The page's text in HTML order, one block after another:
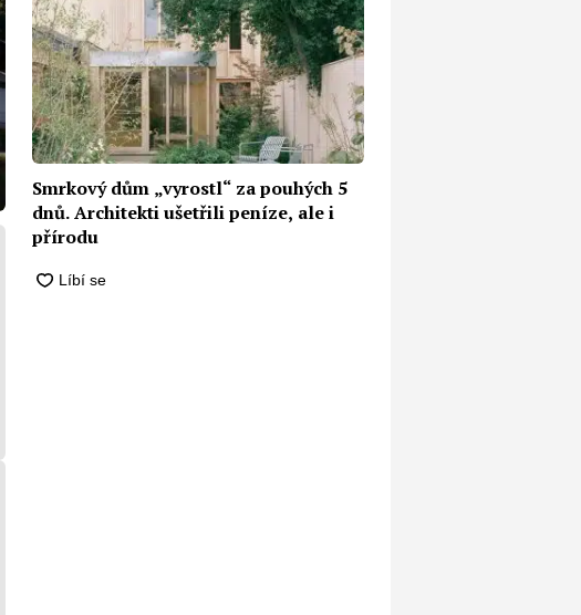
Smrkový dům „vyrostl“ za pouhých 5
dnů. Architekti ušetřili peníze, ale i
přírodu